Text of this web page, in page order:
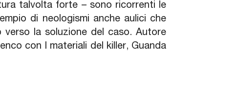
talvolta forte – sono ricorrenti le
di neologismi anche aulici che
la soluzione del caso. Autore
con I materiali del killer, Guanda